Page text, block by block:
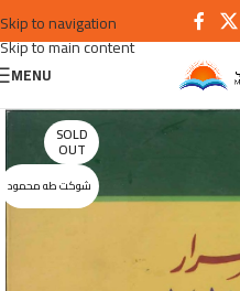
Skip to navigation
Skip to main content
MENU
SOLD
OUT
شوكت طه محمود